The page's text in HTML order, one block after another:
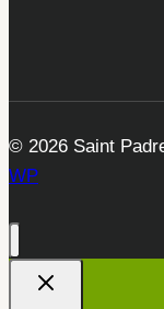
© 2026 Saint
WP